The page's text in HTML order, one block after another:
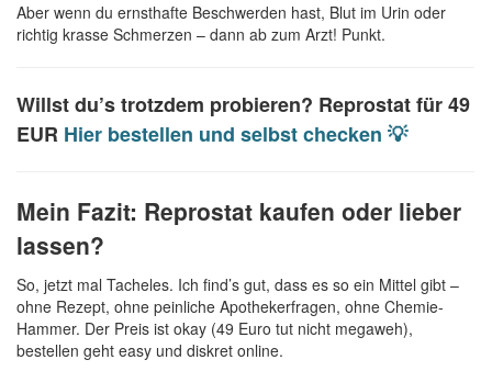
Aber wenn du ernsthafte Beschwerden hast, Blut im Urin oder
richtig krasse Schmerzen – dann ab zum Arzt! Punkt.
Willst du’s trotzdem probieren? Reprostat für 49
EUR Hier bestellen und selbst checken 💡
Mein Fazit: Reprostat kaufen oder lieber
lassen?
So, jetzt mal Tacheles. Ich find’s gut, dass es so ein Mittel gibt –
ohne Rezept, ohne peinliche Apothekerfragen, ohne Chemie-
Hammer. Der Preis ist okay (49 Euro tut nicht megaweh),
bestellen geht easy und diskret online.